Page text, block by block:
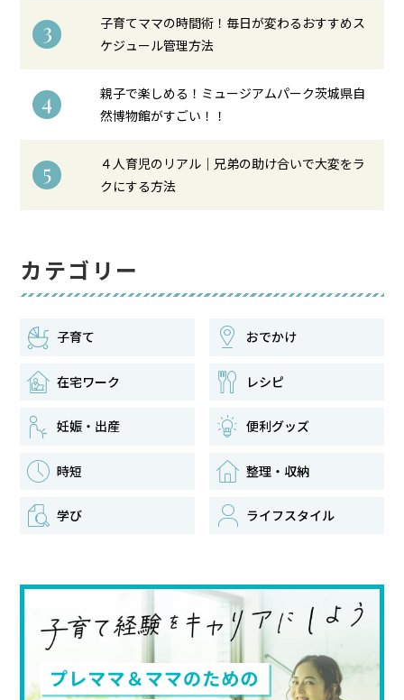
3
子育てママの時間術！毎日が変わるおすすめス
ケジュール管理方法
4
親子で楽しめる！ミュージアムパーク茨城県自
然博物館がすごい！！
5
４人育児のリアル｜兄弟の助け合いで大変をラ
クにする方法
カテゴリー
子育て おでかけ
在宅ワーク レシピ
妊娠・出産 便利グッズ
時短 整理・収納
学び ライフスタイル